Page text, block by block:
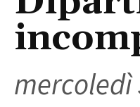
mercoledì